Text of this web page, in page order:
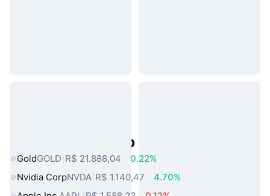
Ativos do Mundo Real Populares
GoldGOLD R$ 21.888,04
0.22%
Nvidia CorpNVDA R$ 1.140,47
4.70%